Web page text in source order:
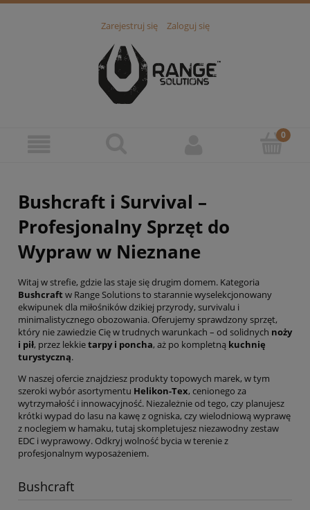
Zarejestruj się Zaloguj się
Bushcraft i Survival –
Profesjonalny Sprzęt do
Wypraw w Nieznane
Witaj w strefie, gdzie las staje się drugim domem. Kategoria
Bushcraft w Range Solutions to starannie wyselekcjonowany
ekwipunek dla miłośników dzikiej przyrody, survivalu i
minimalistycznego obozowania. Oferujemy sprawdzony sprzęt,
który nie zawiedzie Cię w trudnych warunkach – od solidnych noży
i pił, przez lekkietarpy i poncha, aż po kompletną kuchnię
turystyczną.
W naszej ofercie znajdziesz produkty topowych marek, w tym
szeroki wybór asortymentu Helikon-Tex, cenionego za
wytrzymałość i innowacyjność. Niezależnie od tego, czy planujesz
krótki wypad do lasu na kawę z ogniska, czy wielodniową wyprawę
z noclegiem w hamaku, tutaj skompletujesz niezawodny zestaw
EDC i wyprawowy. Odkryj wolność bycia w terenie z
profesjonalnym wyposażeniem.
Bushcraft